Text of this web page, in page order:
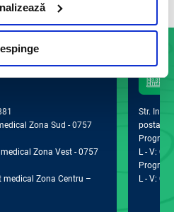
Zona Sud - 0757
medical Zona Vest - 0757
medical Zona Centru –
Str.
postal
L - V:
L - V: